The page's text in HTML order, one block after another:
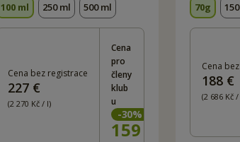
100 ml 250 ml 500 ml
Cena bez registrace
227 €
(2 270 Kč / l)
Cena
pro
členy
klub
u
-30%
159
70g
Cena
188 €
(2 686 Kč